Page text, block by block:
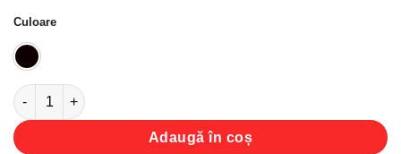
Culoare
Cantitate Sticker perete siluetă – Logo VERSACE
Adaugă în coș